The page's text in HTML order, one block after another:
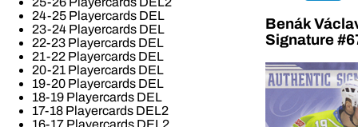
24-25 Playercards DEL
23-24 Playercards DEL
22-23 Playercards DEL
21-22 Playercards DEL
20-21 Playercards DEL
19-20 Playercards DEL
18-19 Playercards DEL
17-18 Playercards DEL2
16-17 Playercards DEL2
Benák
Signature